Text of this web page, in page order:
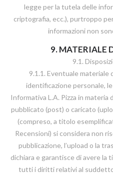
legge per la tutela delle
criptografia, ecc.), purtroppo
informazioni non
9. MATERIALE
9.1.
9.1.1. Eventuale materiale
identificazione personale,
Informativa L.A. Pizza in materia
pubblicato (post) o caricato
(compreso, a titolo
Recensioni) si considera non
pubblicazione, l’upload o la
dichiara e garantisce di avere
tutti i diritti relativi al